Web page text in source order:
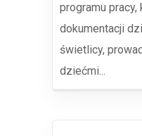
programu
dokumentacji
świetlicy,
dziećmi...